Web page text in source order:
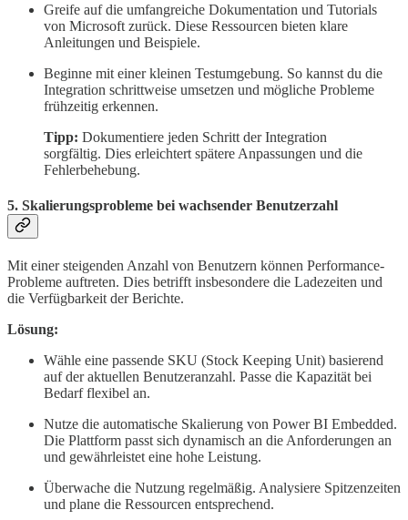
Greife auf die umfangreiche Dokumentation und Tutorials
von Microsoft zurück. Diese Ressourcen bieten klare
Anleitungen und Beispiele.
Beginne mit einer kleinen Testumgebung. So kannst du die
Integration schrittweise umsetzen und mögliche Probleme
frühzeitig erkennen.
Tipp: Dokumentiere jeden Schritt der Integration
sorgfältig. Dies erleichtert spätere Anpassungen und die
Fehlerbehebung.
5. Skalierungsprobleme bei wachsender Benutzerzahl
Mit einer steigenden Anzahl von Benutzern können Performance-
Probleme auftreten. Dies betrifft insbesondere die Ladezeiten und
die Verfügbarkeit der Berichte.
Lösung:
Wähle eine passende SKU (Stock Keeping Unit) basierend
auf der aktuellen Benutzeranzahl. Passe die Kapazität bei
Bedarf flexibel an.
Nutze die automatische Skalierung von Power BI Embedded.
Die Plattform passt sich dynamisch an die Anforderungen an
und gewährleistet eine hohe Leistung.
Überwache die Nutzung regelmäßig. Analysiere Spitzenzeiten
und plane die Ressourcen entsprechend.